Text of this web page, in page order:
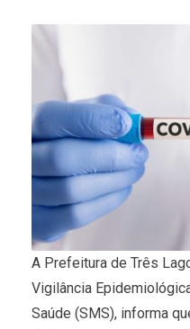
A Prefeitura de Três
Vigilância
Saúde (SMS), informa